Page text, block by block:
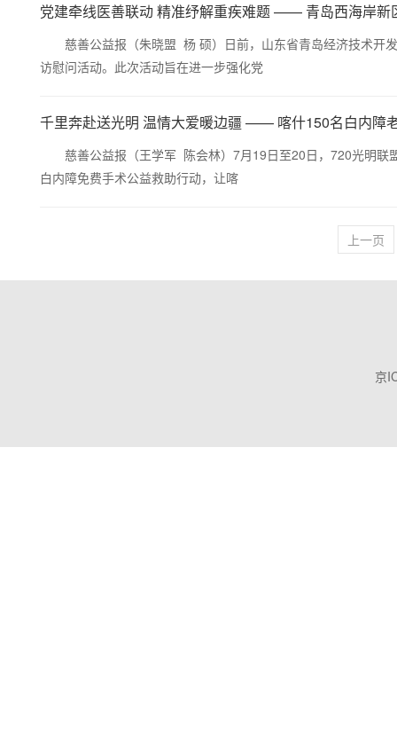
党建牵线医善联动 精准纾解重疾难题 —— 青岛西海岸新
慈善公益报（朱晓盟 杨 硕）日前，山东省青岛经济技术开发
访慰问活动。此次活动旨在进一步强化党
千里奔赴送光明 温情大爱暖边疆 —— 喀什150名白内障
慈善公益报（王学军 陈会林）7月19日至20日，720光明联
白内障免费手术公益救助行动，让喀
上一页
京